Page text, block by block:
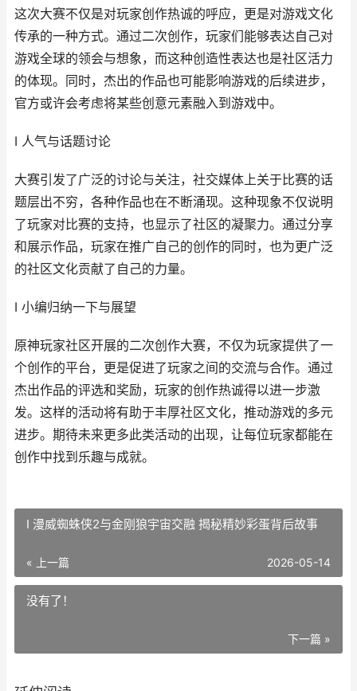
这次大赛不仅是对玩家创作热诚的呼应，更是对游戏文化
传承的一种方式。通过二次创作，玩家们能够表达自己对
游戏全球的领会与想象，而这种创造性表达也是社区活力
的体现。同时，杰出的作品也可能影响游戏的后续进步，
官方或许会考虑将某些创意元素融入到游戏中。
I 人气与话题讨论
大赛引发了广泛的讨论与关注，社交媒体上关于比赛的话
题层出不穷，各种作品也在不断涌现。这种现象不仅说明
了玩家对比赛的支持，也显示了社区的凝聚力。通过分享
和展示作品，玩家在推广自己的创作的同时，也为更广泛
的社区文化贡献了自己的力量。
I 小编归纳一下与展望
原神玩家社区开展的二次创作大赛，不仅为玩家提供了一
个创作的平台，更是促进了玩家之间的交流与合作。通过
杰出作品的评选和奖励，玩家的创作热诚得以进一步激
发。这样的活动将有助于丰厚社区文化，推动游戏的多元
进步。期待未来更多此类活动的出现，让每位玩家都能在
创作中找到乐趣与成就。
I 漫威蜘蛛侠2与金刚狼宇宙交融 揭秘精妙彩蛋背后故事
« 上一篇 2026-05-14
没有了！
下一篇 »